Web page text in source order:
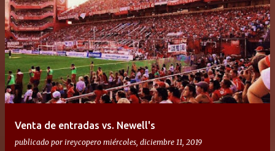
Venta de entradas vs. Newell's
publicado por ireycopero miércoles, diciembre 11, 2019